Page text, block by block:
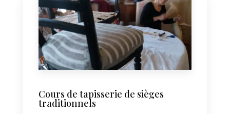
Cours de tapisserie de sièges
traditionnels